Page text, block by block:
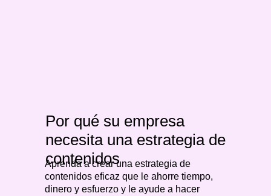
Por qué su empresa
necesita una estrategia de
contenidos
Aprenda a crear una estrategia de
contenidos eficaz que le ahorre tiempo,
dinero y esfuerzo y le ayude a hacer